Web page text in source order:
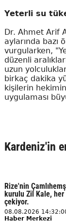
Yeterli su
Dr. Ahmet Arif
aylarında bazı
vurgularken,
düzenli
uzun
birkaç dakika
kişilerin
uygulaması
Kardeniz'in
Rize'nin
kurulu Zil Kale,
çekiyor.
08.08.2026
Haber Merkezi